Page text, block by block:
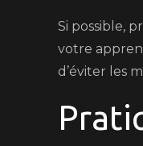
Si possible,
votre
d’éviter les